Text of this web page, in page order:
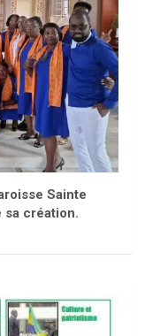
Sainte
sa création.